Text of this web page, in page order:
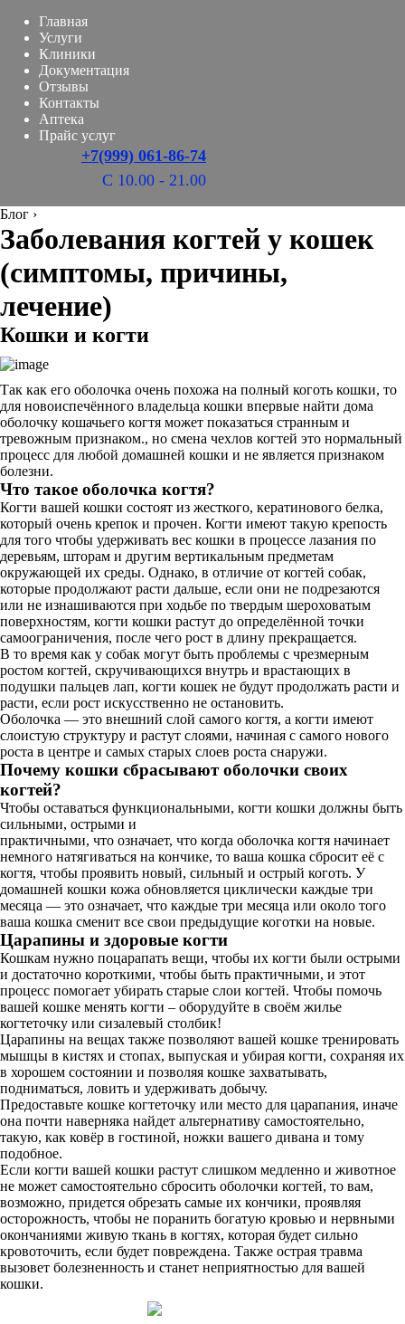
Главная
Услуги
Клиники
Документация
Отзывы
Контакты
Аптека
Прайс услуг
+7(999) 061-86-74
С 10.00 - 21.00
Блог ›
Заболевания когтей у кошек
(симптомы, причины,
лечение)
Кошки и когти
Так как его оболочка очень похожа на полный коготь кошки, то
для новоиспечённого владельца кошки впервые найти дома
оболочку кошачьего когтя может показаться странным и
тревожным признаком., но смена чехлов когтей это нормальный
процесс для любой домашней кошки и не является признаком
болезни.
Что такое оболочка когтя?
Когти вашей кошки состоят из жесткого, кератинового белка,
который очень крепок и прочен. Когти имеют такую крепость
для того чтобы удерживать вес кошки в процессе лазания по
деревьям, шторам и другим вертикальным предметам
окружающей их среды. Однако, в отличие от когтей собак,
которые продолжают расти дальше, если они не подрезаются
или не изнашиваются при ходьбе по твердым шероховатым
поверхностям, когти кошки растут до определённой точки
самоограничения, после чего рост в длину прекращается.
В то время как у собак могут быть проблемы с чрезмерным
ростом когтей, скручивающихся внутрь и врастающих в
подушки пальцев лап, когти кошек не будут продолжать расти и
расти, если рост искусственно не остановить.
Оболочка — это внешний слой самого когтя, а когти имеют
слоистую структуру и растут слоями, начиная с самого нового
роста в центре и самых старых слоев роста снаружи.
Почему кошки сбрасывают оболочки своих
когтей?
Чтобы оставаться функциональными, когти кошки должны быть
сильными, острыми и
практичными, что означает, что когда оболочка когтя начинает
немного натягиваться на кончике, то ваша кошка сбросит её с
когтя, чтобы проявить новый, сильный и острый коготь. У
домашней кошки кожа обновляется циклически каждые три
месяца — это означает, что каждые три месяца или около того
ваша кошка сменит все свои предыдущие коготки на новые.
Царапины и здоровые когти
Кошкам нужно поцарапать вещи, чтобы их когти были острыми
и достаточно короткими, чтобы быть практичными, и этот
процесс помогает убирать старые слои когтей. Чтобы помочь
вашей кошке менять когти – оборудуйте в своём жилье
когтеточку или сизалевый столбик!
Царапины на вещах также позволяют вашей кошке тренировать
мышцы в кистях и стопах, выпуская и убирая когти, сохраняя их
в хорошем состоянии и позволяя кошке захватывать,
подниматься, ловить и удерживать добычу.
Предоставьте кошке когтеточку или место для царапания, иначе
она почти наверняка найдет альтернативу самостоятельно,
такую, как ковёр в гостиной, ножки вашего дивана и тому
подобное.
Если когти вашей кошки растут слишком медленно и животное
не может самостоятельно сбросить оболочки когтей, то вам,
возможно, придется обрезать самые их кончики, проявляя
осторожность, чтобы не поранить богатую кровью и нервными
окончаниями живую ткань в когтях, которая будет сильно
кровоточить, если будет повреждена. Также острая травма
вызовет болезненность и станет неприятностью для вашей
кошки.